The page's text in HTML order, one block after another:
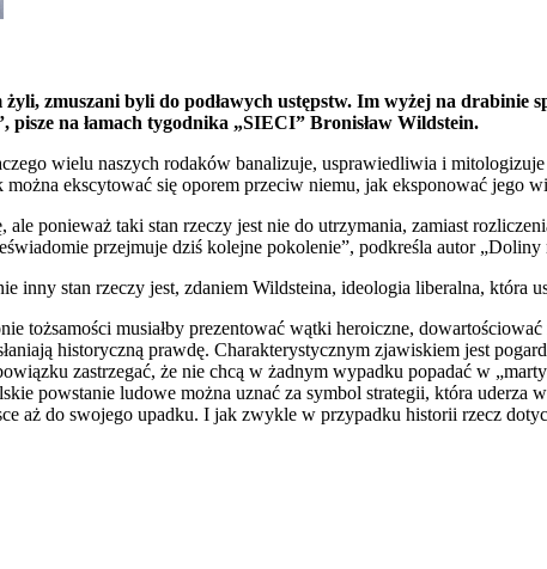
zmuszani byli do podławych ustępstw. Im wyżej na drabinie
pisze na łamach tygodnika „SIECI” Bronisław Wildstein.
wielu naszych rodaków banalizuje, usprawiedliwia i mitologizuje
ekscytować się oporem przeciw niemu, jak eksponować jego
ponieważ taki stan rzeczy jest nie do utrzymania, zamiast
przejmuje dziś kolejne pokolenie”, podkreśla autor „Doliny
stan rzeczy jest, zdaniem Wildsteina, ideologia liberalna, która
musiałby prezentować wątki heroiczne,
historyczną prawdę. Charakterystycznym zjawiskiem jest
zastrzegać, że nie chcą w żadnym wypadku popadać w
powstanie ludowe można uznać za symbol strategii, która uderza
aż do swojego upadku. I jak zwykle w przypadku historii rzecz